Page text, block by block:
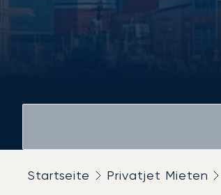
Startseite Privatjet Mieten